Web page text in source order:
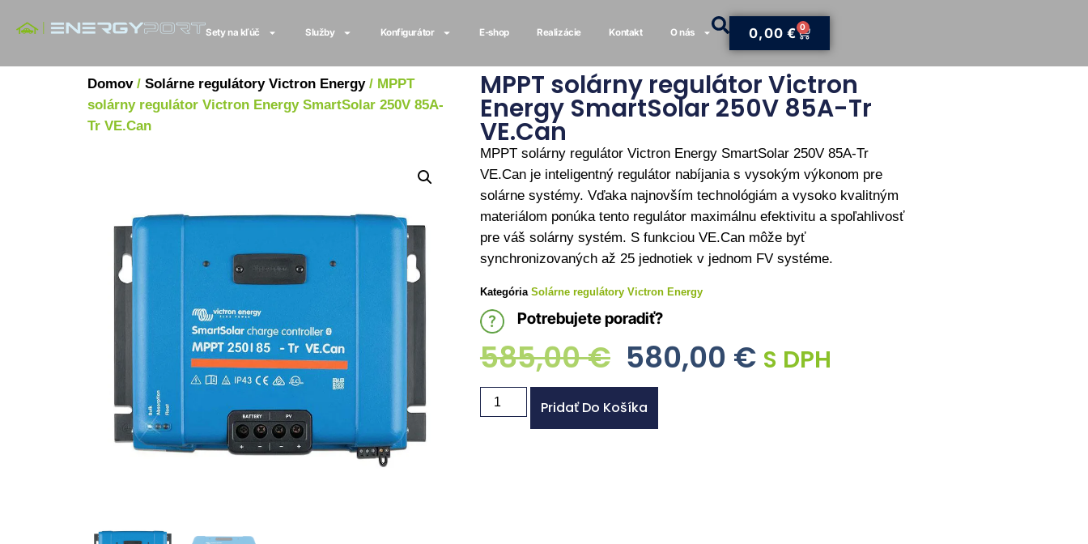
Sety na kľúč Služby Konfigurátor E-shop Realizácie Kontakt O nás 0,00€ 0
MPPT solárny regulátor Victron
Energy SmartSolar 250V 85A-Tr
VE.Can
MPPT solárny regulátor Victron Energy SmartSolar 250V 85A-Tr
VE.Can je inteligentný regulátor nabíjania s vysokým výkonom pre
solárne systémy. Vďaka najnovším technológiám a vysoko kvalitným
materiálom ponúka tento regulátor maximálnu efektivitu a spoľahlivosť
pre váš solárny systém. S funkciou VE.Can môže byť
synchronizovaných až 25 jednotiek v jednom FV systéme.
Kategória Solárne regulátory Victron Energy
Potrebujete poradiť?
585,00€ 580,00 € S DPH
Pridať Do Košíka
Domov/ Solárne regulátory Victron Energy/ MPPT
solárny regulátor Victron Energy SmartSolar 250V 85A-
Tr VE.Can